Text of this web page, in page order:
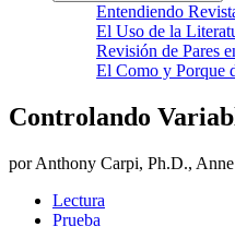
Entendiendo
El Uso de la
Revisión de Pares
El Como y Porque
Controlando
por Anthony Carpi, Ph.D.,
Lectura
Prueba